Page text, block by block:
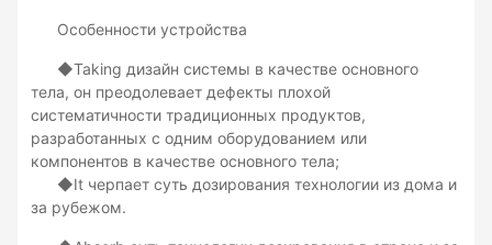
Особенности устройства
◆Taking дизайн системы в качестве основного
тела, он преодолевает дефекты плохой
систематичности традиционных продуктов,
разработанных с одним оборудованием или
компонентов в качестве основного тела;
◆It черпает суть дозирования технологии из дома и
за рубежом.